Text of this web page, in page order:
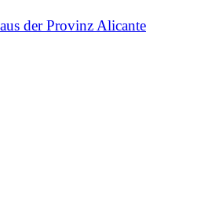
der Provinz Alicante